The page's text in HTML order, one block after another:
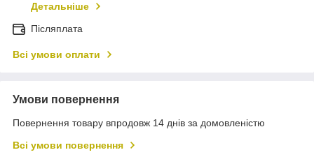
Детальніше
Післяплата
Всі умови оплати
Умови повернення
Повернення товару впродовж 14 днів за домовленістю
Всі умови повернення